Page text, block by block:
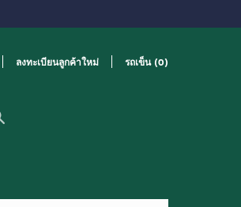
ลงทะเบียนลูกค้าใหม่ รถเข็น (0)